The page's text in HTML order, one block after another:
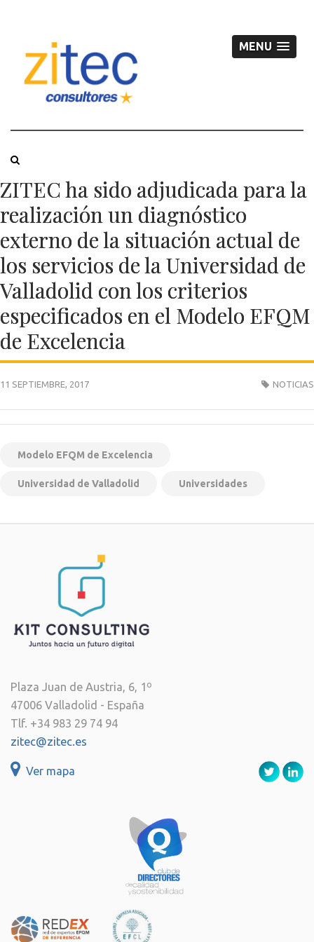
MENU
ZITEC ha sido adjudicada para la
realización un diagnóstico
externo de la situación actual de
los servicios de la Universidad de
Valladolid con los criterios
especificados en el Modelo EFQM
de Excelencia
11 SEPTIEMBRE, 2017 NOTICIAS
Modelo EFQM de Excelencia
Universidad de Valladolid Universidades
Plaza Juan de Austria, 6, 1º
47006 Valladolid - España
Tlf. +34 983 29 74 94
zitec@zitec.es
Ver mapa